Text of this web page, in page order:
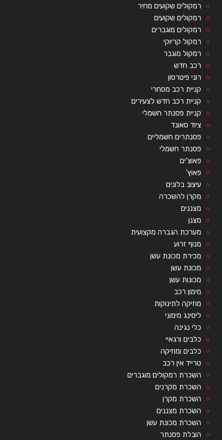
רמקולים שקועים מחיר
רמקולים שקועים
רמקולים מוגברים
רמקול קריוקי
רמקול מוגבר
רכב חדש
רוני פיטרסון
קניית רכב מסחרי
קניית רכב חדש לצעירים
קניית פסנתר חשמלי
ציוד סאונד
פסנתרים חשמליים
פסנתר חשמלי
פאוצ'ים
פאוץ'
עיצוב בלונים
מקרן להשכרה
מצננים
מצנן
מערכת הגברה מקצועית
מנוף זרוע
מכירת מכונת עשן
מכונת עשן
מכונות עשן
מימון רכב
מוזיקה לתינוקות
ליסינג מימוני
כלי נגינה
כלבים ורגאיי
כלבים ומוזיקה
טרייד אין רכב
השכרת רמקולים מוגברים
השכרת מקרנים
השכרת מקרן
השכרת מצננים
השכרת מכונת עשן
הובלת פסנתר